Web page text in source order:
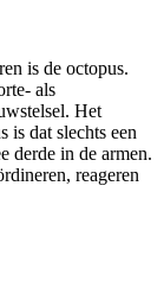
is de octopus.
als
Het
is dat slechts een
derde in de armen.
reageren